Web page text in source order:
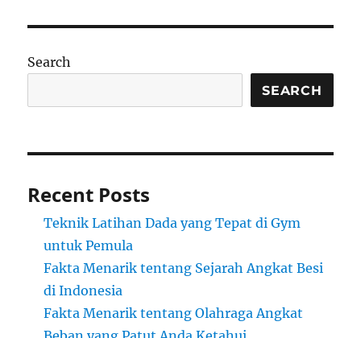
Search
SEARCH
Recent Posts
Teknik Latihan Dada yang Tepat di Gym
untuk Pemula
Fakta Menarik tentang Sejarah Angkat Besi
di Indonesia
Fakta Menarik tentang Olahraga Angkat